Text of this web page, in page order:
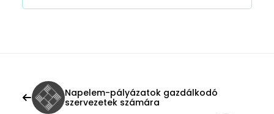
Napelem-pályázatok gazdálkodó
szervezetek számára